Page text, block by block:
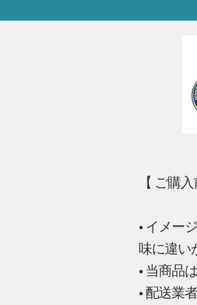
【 ご購
• イメー
味に違い
• 当商品
• 配送業